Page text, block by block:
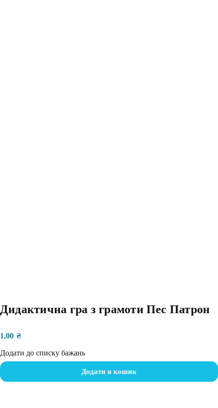
Дидактична гра з грамоти Пес Патрон
1,00 ₴
Додати до списку бажань
Додати в кошик